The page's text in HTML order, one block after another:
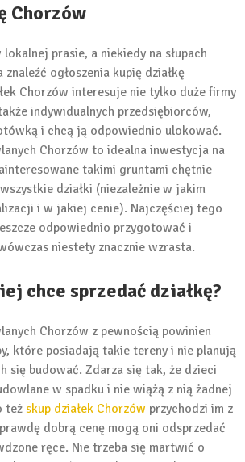
Chorzów
prasie, a niekiedy na słupach
ogłoszenia kupię działkę
Chorzów interesuje nie tylko duże firmy
indywidualnych przedsiębiorców,
i chcą ją odpowiednio ulokować.
Chorzów to idealna inwestycja na
takimi gruntami chętnie
działki (niezależnie w jakim
i w jakiej cenie). Najczęściej tego
odpowiednio przygotować i
niestety znacznie wzrasta.
chce sprzedać działkę?
Chorzów z pewnością powinien
które posiadają takie tereny i nie planują
się budować. Zdarza się tak, że dzieci
w spadku i nie wiążą z nią żadnej
też skup działek Chorzów przychodzi im z
dobrą cenę mogą oni odsprzedać
ręce. Nie trzeba się martwić o